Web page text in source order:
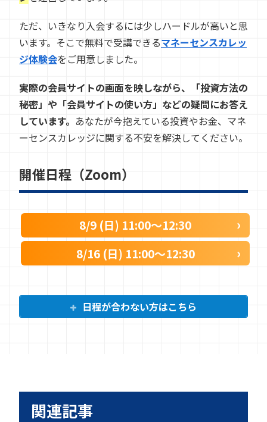
ただ、いきなり入会するには少しハードルが高いと思
います。そこで無料で受講できるマネーセンスカレッ
ジ体験会をご用意しました。
実際の会員サイトの画面を映しながら、「投資方法の
秘密」や「会員サイトの使い方」などの疑問にお答え
しています。 あなたが今抱えている投資やお金、マネ
ーセンスカレッジに関する不安を解決してください。
開催日程（Zoom）
8/9 (日) 11:00〜12:30
8/16 (日) 11:00〜12:30
日程が合わない方はこちら
関連記事